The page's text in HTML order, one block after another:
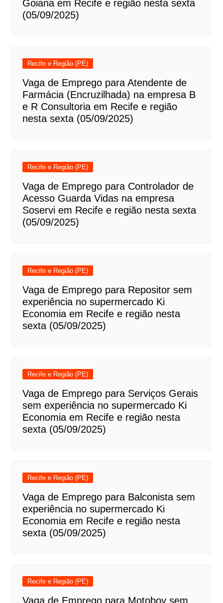
Goiana em Recife e região nesta sexta
(05/09/2025)
Recife e Região (PE)
Vaga de Emprego para Atendente de
Farmácia (Encruzilhada) na empresa B
e R Consultoria em Recife e região
nesta sexta (05/09/2025)
Recife e Região (PE)
Vaga de Emprego para Controlador de
Acesso Guarda Vidas na empresa
Soservi em Recife e região nesta sexta
(05/09/2025)
Recife e Região (PE)
Vaga de Emprego para Repositor sem
experiência no supermercado Ki
Economia em Recife e região nesta
sexta (05/09/2025)
Recife e Região (PE)
Vaga de Emprego para Serviços Gerais
sem experiência no supermercado Ki
Economia em Recife e região nesta
sexta (05/09/2025)
Recife e Região (PE)
Vaga de Emprego para Balconista sem
experiência no supermercado Ki
Economia em Recife e região nesta
sexta (05/09/2025)
Recife e Região (PE)
Vaga de Emprego para Motoboy sem